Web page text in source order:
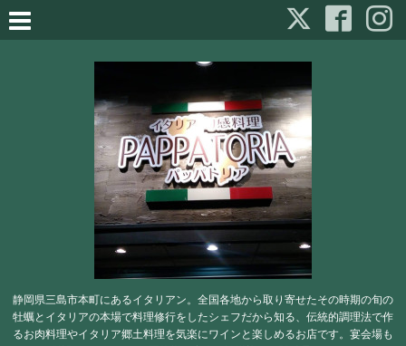
静岡県三島市本町にあるイタリアン。全国各地から取り寄せたその時期の旬の
牡蠣とイタリアの本場で料理修行をしたシェフだから知る、伝統的調理法で作
るお肉料理やイタリア郷土料理を気楽にワインと楽しめるお店です。宴会場も